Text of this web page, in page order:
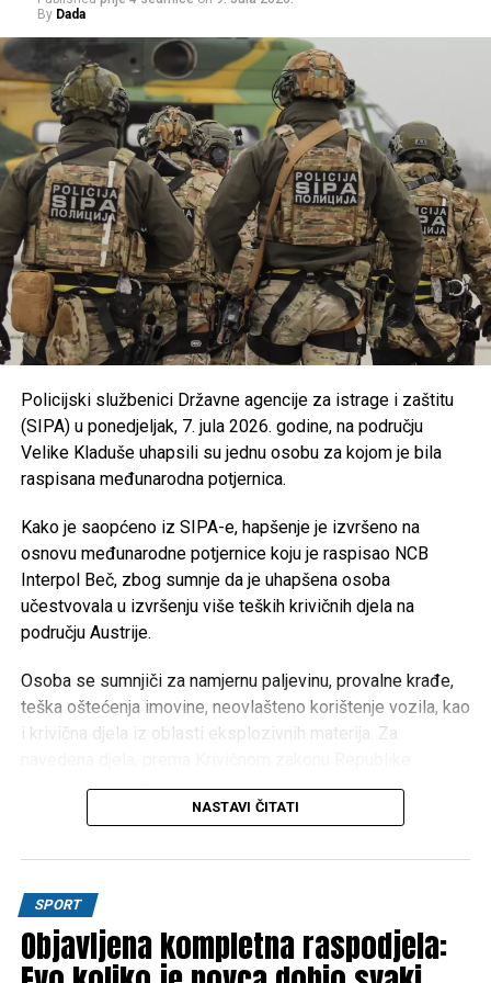
Una regate
Osigurano je
300.000 KM za turističke i druge
manifestacije gradova i općina u USK kroz program
podrške razvoju turističke ponude.
Usvojena je nova odluka kojom se uređuju uslovi i
kriteriji za ostvarivanje prava na prednost pri
zapošljavanju i zadržavanju na poslu pripadnika
branilačkih kategorija.
Podržan je projekat Osnovne škole “Jezerski” iz
Bosanske Krupe, koji se realizuje u saradnji s
UNDP-om u okviru aktivnosti zelene tranzicije u
Bosni i Hercegovini.
Bihaćko muftijstvo i Ilmijju u ukupnom iznosu od
147.000 KM.
Iz Vlade USK poručuju da će i u narednom periodu
obrazovanja, podršku boračkoj populaciji, razvoj
turizma i poboljšanje kvaliteta života građana
Unsko-sanskog kantona.
Share
Share
Tweet Share
By Dada
Policijski službenici Državne agencije za istrage i zaštitu
(SIPA) u ponedjeljak, 7. jula 2026. godine, na području
Velike Kladuše uhapsili su jednu osobu za kojom je bila
raspisana međunarodna potjernica.
Kako je saopćeno iz SIPA-e, hapšenje je izvršeno na
osnovu međunarodne potjernice koju je raspisao NCB
Interpol Beč, zbog sumnje da je uhapšena osoba
učestvovala u izvršenju više teških krivičnih djela na
području Austrije.
Osoba se sumnjiči za namjernu paljevinu, provalne krađe,
teška oštećenja imovine, neovlašteno korištenje vozila, kao
i krivična djela iz oblasti eksplozivnih materija. Za
Austrije, predviđena je maksimalna kazna zatvora do 15
Na osnovu operativnih saznanja, osumnjičenog su locirali
slobode.
Nakon završene kriminalističke obrade, uhapšena osoba
NASTAVI ČITATI
SPORT
Objavljena kompletna raspodjela: